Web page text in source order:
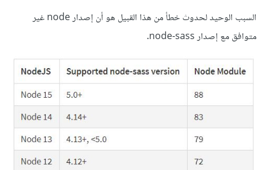
السبب الوحيد لحدوث خطأ من هذا القبيل هو أن إصدار node غير
متوافق مع إصدار node-sass.